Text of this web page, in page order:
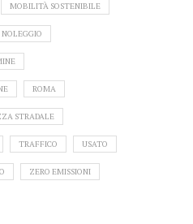
MOBILITÀ SOSTENIBILE
NOLEGGIO
ROMA
STRADALE
TRAFFICO USATO
ZERO EMISSIONI